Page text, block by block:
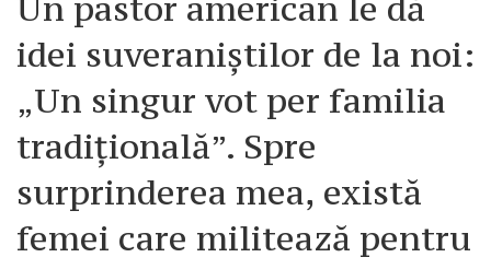
idei suveraniștilor de la noi:
„Un singur vot per familia
tradițională”. Spre
surprinderea mea, există
femei care militează pentru